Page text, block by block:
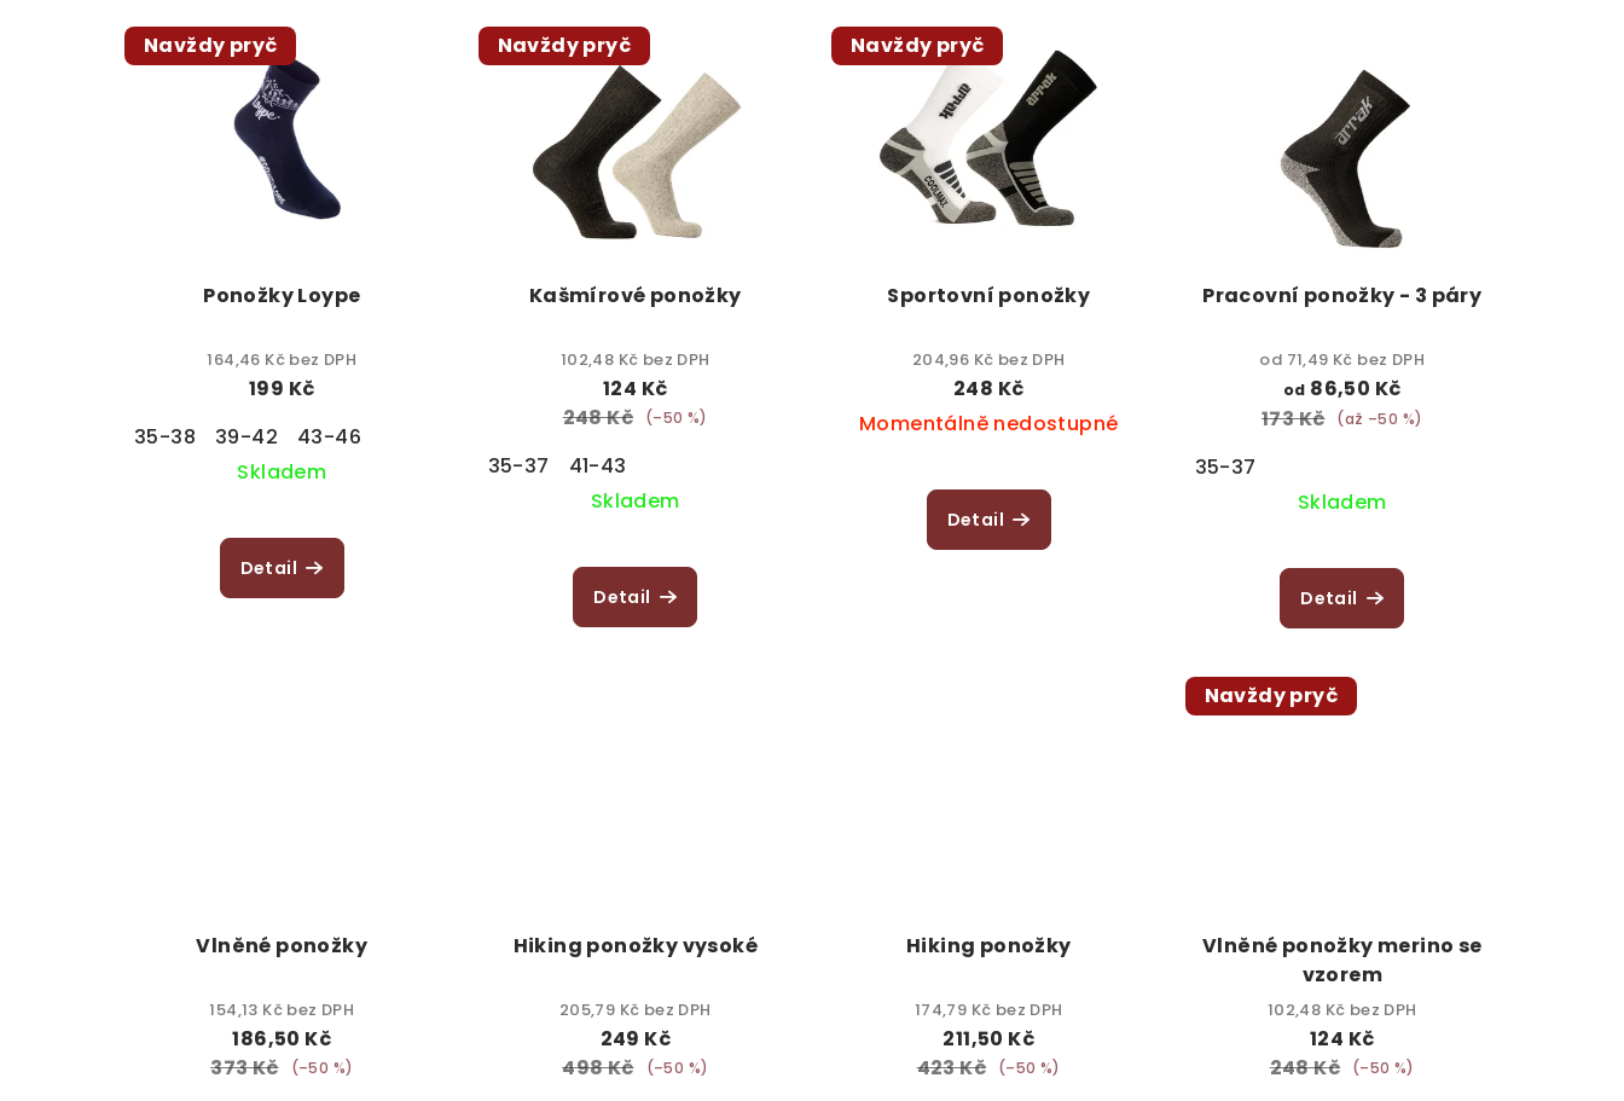
í
p
V
ý
u
Navždy pryč
Ponožky Loype
164,46 Kč bez DPH
199 Kč
35-38
39-42
43-46
Skladem
Detail
Navždy pryč
Kašmírové ponožky
102,48 Kč bez DPH
124 Kč
248 Kč
(–50 %)
35-37
41-43
Skladem
Detail
Navždy pryč
Sportovní ponožky
204,96 Kč bez DPH
248 Kč
Momentálně nedostupné
Detail
Pracovní ponožky - 3 páry
od 71,49 Kč bez DPH
od 86,50 Kč
173 Kč
(až –50 %)
35-37
Skladem
Detail
Vlněné ponožky
154,13 Kč bez DPH
186,50 Kč
373 Kč
(–50 %)
Hiking ponožky vysoké
205,79 Kč bez DPH
249 Kč
498 Kč
(–50 %)
Hiking ponožky
174,79 Kč bez DPH
211,50 Kč
423 Kč
(–50 %)
Navždy pryč
Vlněné ponožky merino se
vzorem
102,48 Kč bez DPH
124 Kč
248 Kč
(–50 %)